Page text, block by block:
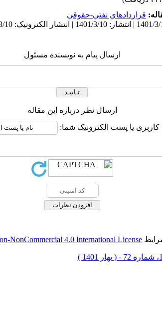
قراردادهاي نفتي-حقوقي
ارسال پیام به نویسنده مسئول
ارسال نظر درباره این مقاله
کاربری یا پست الکترونیک شما:
NonCommercial 4.0 International License